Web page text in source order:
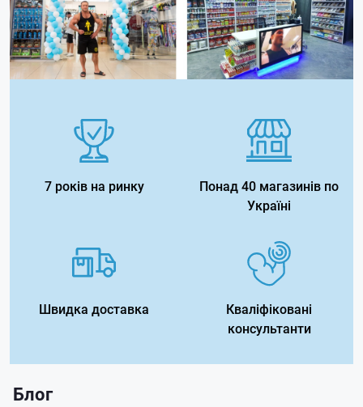
7 років на ринку
Понад 40 магазинів по
Україні
Швидка доставка
Кваліфіковані
консультанти
Блог